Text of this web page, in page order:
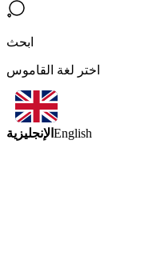
ابحث
اختر لغة القاموس
الإنجليزية English